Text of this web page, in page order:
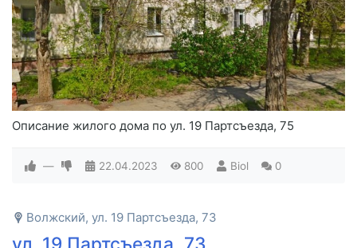
Описание жилого дома по ул. 19 Партсъезда, 75
— 22.04.2023 800 Biol 0
Волжский, ул. 19 Партсъезда, 73
ул. 19 Партсъезда, 73